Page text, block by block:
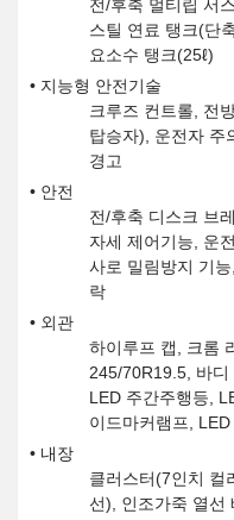
전/후축 멀티립 서
스틸 연료 탱크(단
요소수 탱크(25ℓ)
지능형 안전기술
크루즈 컨트롤, 전
탑승자), 운전자 주
경고
안전
전/후축 디스크 브
자세 제어기능, 운
사로 밀림방지 기
락
외관
하이루프 캡, 크롬
245/70R19.5, 바디
LED 주간주행등,
이드마커램프,
내장
클러스터(7인치 컬
선), 인조가죽 열선